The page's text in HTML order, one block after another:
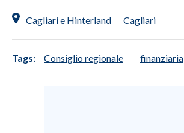
Cagliari e Hinterland Cagliari
Tags: Consiglio regionale finanziaria